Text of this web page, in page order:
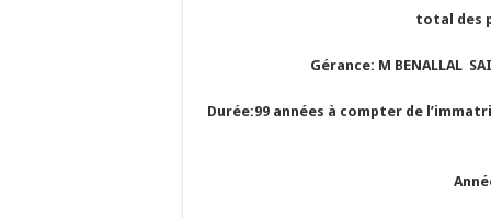
total des
Gérance: M BENALLAL
Durée:99 années à compter de